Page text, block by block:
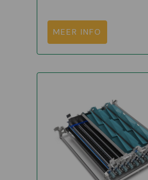
MEER INFO